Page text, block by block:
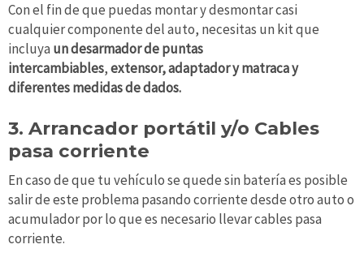
Con el fin de que puedas montar y desmontar casi
cualquier componente del auto, necesitas un kit que
incluya un desarmador de puntas
intercambiables,extensor, adaptador y matraca y
diferentes medidas de dados.
3. Arrancador portátil y/o Cables
pasa corriente
En caso de que tu vehículo se quede sin batería es posible
salir de este problema pasando corriente desde otro auto o
acumulador por lo que es necesario llevar cables pasa
corriente.